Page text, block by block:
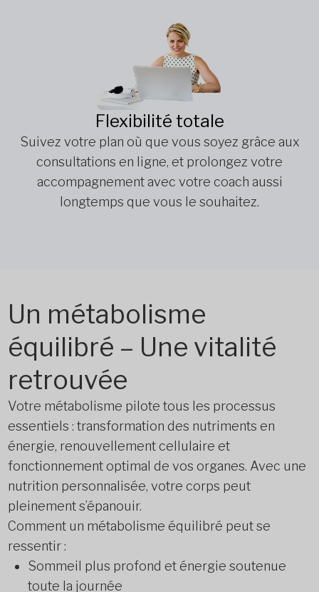
Flexibilité totale
Suivez votre plan où que vous soyez grâce aux
consultations en ligne, et prolongez votre
accompagnement avec votre coach aussi
longtemps que vous le souhaitez.
Un métabolisme
équilibré – Une vitalité
retrouvée
Votre métabolisme pilote tous les processus
essentiels : transformation des nutriments en
énergie, renouvellement cellulaire et
fonctionnement optimal de vos organes. Avec une
nutrition personnalisée, votre corps peut
pleinement s’épanouir.
Comment un métabolisme équilibré peut se
ressentir :
Sommeil plus profond et énergie soutenue
toute la journée